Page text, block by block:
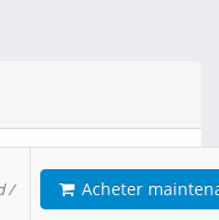
/
Acheter